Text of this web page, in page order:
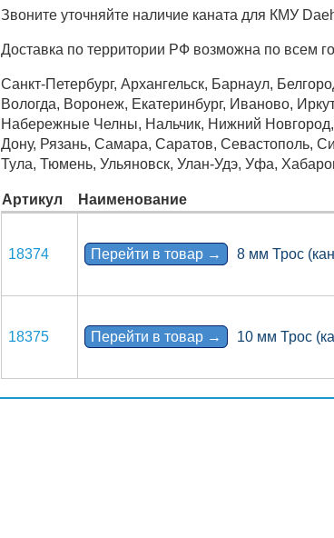
Звоните уточняйте наличие каната для КМУ
Доставка по территории РФ возможна по всем
Санкт-Петербург, Архангельск, Барнаул,
Вологда, Воронеж, Екатеринбург, Иваново,
Набережные Челны, Нальчик, Нижний Новгород,
Дону, Рязань, Самара, Саратов, Севастополь,
Тула, Тюмень, Ульяновск, Улан-Удэ, Уфа,
Артикул Наименование
18374 Перейти в товар → 8 мм Трос
18375 Перейти в товар → 10 мм Трос